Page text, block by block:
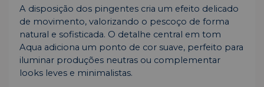
A disposição dos pingentes cria um efeito delicado
de movimento, valorizando o pescoço de forma
natural e sofisticada. O detalhe central em tom
Aqua adiciona um ponto de cor suave, perfeito para
iluminar produções neutras ou complementar
looks leves e minimalistas.